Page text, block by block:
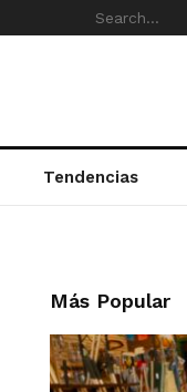
Tendencias
Más Popular